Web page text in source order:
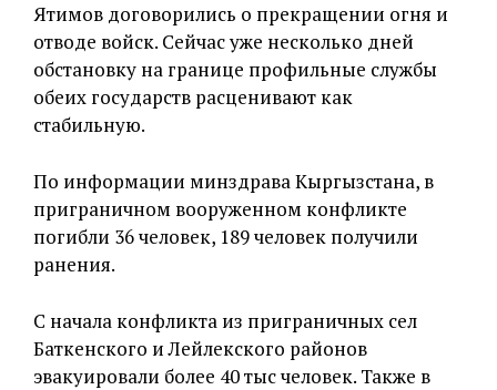
Ятимов договорились о прекращении огня и
отводе войск. Сейчас уже несколько дней
обстановку на границе профильные службы
обеих государств расценивают как
стабильную.
По информации минздрава Кыргызстана, в
приграничном вооруженном конфликте
погибли 36 человек, 189 человек получили
ранения.
С начала конфликта из приграничных сел
Баткенского и Лейлекского районов
эвакуировали более 40 тыс человек. Также в